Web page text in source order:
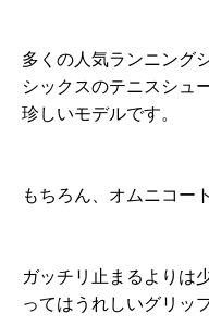
多くの人気ランニング
シックスのテニスシュ
珍しいモデルです。
もちろん、オムニコー
ガッチリ止まるよりは
ってはうれしいグリッ